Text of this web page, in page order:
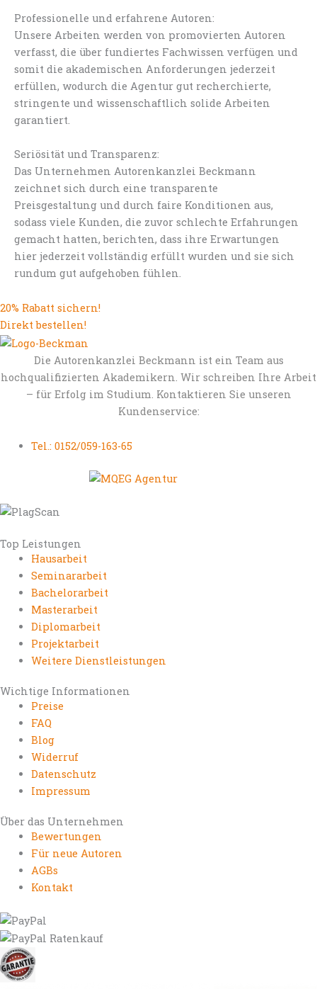
Professionelle und erfahrene Autoren:
Unsere Arbeiten werden von promovierten Autoren
verfasst, die über fundiertes Fachwissen verfügen und
somit die akademischen Anforderungen jederzeit
erfüllen, wodurch die Agentur gut recherchierte,
stringente und wissenschaftlich solide Arbeiten
garantiert.
Seriösität und Transparenz:
Das Unternehmen Autorenkanzlei Beckmann
zeichnet sich durch eine transparente
Preisgestaltung und durch faire Konditionen aus,
sodass viele Kunden, die zuvor schlechte Erfahrungen
gemacht hatten, berichten, dass ihre Erwartungen
hier jederzeit vollständig erfüllt wurden und sie sich
rundum gut aufgehoben fühlen.
20% Rabatt sichern!
Direkt bestellen!
Die Autorenkanzlei Beckmann ist ein Team aus
hochqualifizierten Akademikern. Wir schreiben Ihre Arbeit
– für Erfolg im Studium. Kontaktieren Sie unseren
Kundenservice:
Tel.: 0152/059-163-65
Top Leistungen
Hausarbeit
Seminararbeit
Bachelorarbeit
Masterarbeit
Diplomarbeit
Projektarbeit
Weitere Dienstleistungen
Wichtige Informationen
Preise
FAQ
Blog
Widerruf
Datenschutz
Impressum
Über das Unternehmen
Bewertungen
Für neue Autoren
AGBs
Kontakt